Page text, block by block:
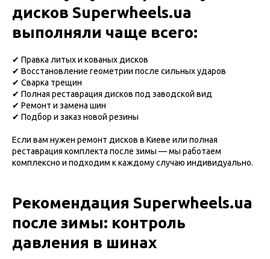
дисков Superwheels.ua
выполняли чаще всего:
✔ Правка литых и кованых дисков
✔ Восстановление геометрии после сильных ударов
✔ Сварка трещин
✔ Полная реставрация дисков под заводской вид
✔ Ремонт и замена шин
✔ Подбор и заказ новой резины
Если вам нужен ремонт дисков в Киеве или полная
реставрация комплекта после зимы — мы работаем
комплексно и подходим к каждому случаю индивидуально.
Рекомендация Superwheels.ua
после зимы: контроль
давления в шинах